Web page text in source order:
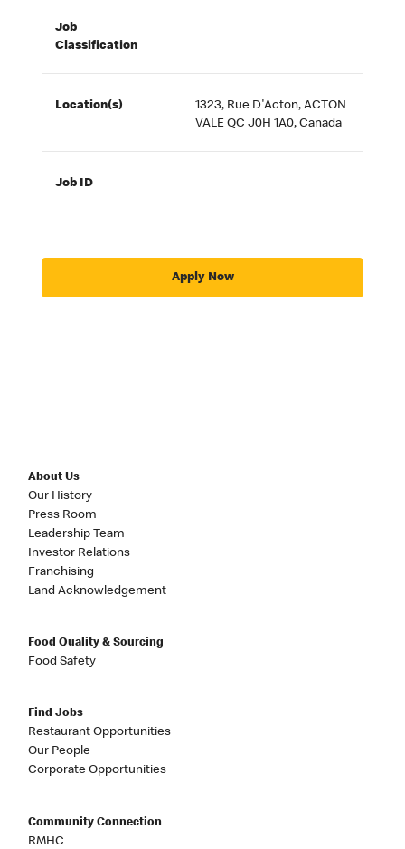
Job
Classification
Location(s)
1323, Rue D'Acton, ACTON
VALE QC J0H 1A0, Canada
Job ID
Apply Now
About Us
Our History
Press Room
Leadership Team
Investor Relations
Franchising
Land Acknowledgement
Food Quality & Sourcing
Food Safety
Find Jobs
Restaurant Opportunities
Our People
Corporate Opportunities
Community Connection
RMHC